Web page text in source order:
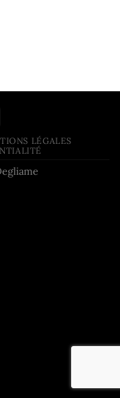
LÉGALES